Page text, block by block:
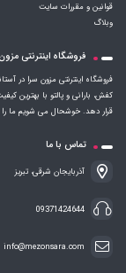
قوانین و مقررات سایت
وبلاگ
فروشگاه اینترنتی
فروشگاه اینترنتی مزون سرا در
کفش، بارانی و پالتو با بهترین
قرار دهد. خوشحال می شویم ما را
تماس با ما
آذربایجان شرقی، تبریز
09371424644
info@mezonsara.com